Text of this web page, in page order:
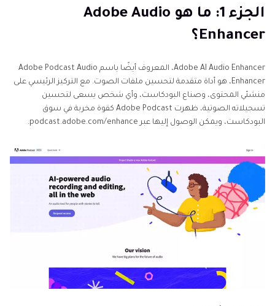
الجزء 2: كيفية استخدام Adobe Podcast Audio Enhancer؟
الجزء 4: نصائح متقدمة: كيفية تحسين دقة الصوت
الجزء 5: الأسئلة الشائعة حول Adobe.Podcast.Enhance
الختام
الجزء 1: ما هو Adobe Audio
Enhancer؟
Adobe AI Audio Enhancer، المعروف أيضًا باسم Adobe Podcast Audio
Enhancer، هو أداة متقدمة لتحسين ملفات الصوت. مع التركيز الرئيسي على
منشئي المحتوى، وصناع البودكاست، وأي شخص يسعى لتحسين
تسجيلاته الصوتية، ظهرت Adobe Podcast كقوة مخربة في سوق
البودكاست، ويمكن الوصول إليها عبر podcast.adobe.com/enhance.